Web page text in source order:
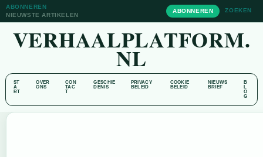
ABONNEREN
NIEUWSTE ARTIKELEN
ABONNEREN ZOEKEN
VERHAALPLATFORM.
NL
ST
A
RT
OVER
ONS
CON
TAC
T
GESCHIE
DENIS
PRIVACY
BELEID
COOKIE
BELEID
NIEUWS
BRIEF
B
L
O
G